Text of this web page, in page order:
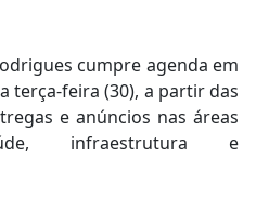
cumpre agenda em
terça-feira (30), a partir das
e anúncios nas áreas
infraestrutura e